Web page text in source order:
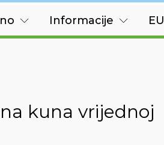
Informacije
kuna vrijednoj